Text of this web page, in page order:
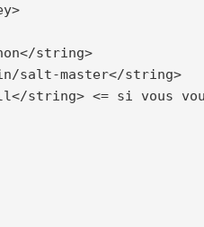
string>
master</string>
<= si vous